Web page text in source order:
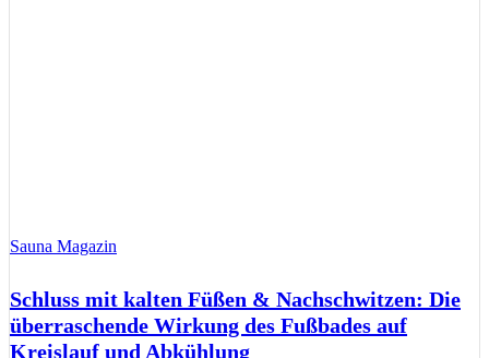
Sauna Magazin
Schluss mit kalten Füßen & Nachschwitzen: Die
überraschende Wirkung des Fußbades auf
Kreislauf und Abkühlung